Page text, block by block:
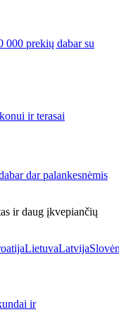
000 prekių dabar su
ir terasai
dar palankesnėmis
ir daug įkvepiančių
LietuvaLatvija
ir